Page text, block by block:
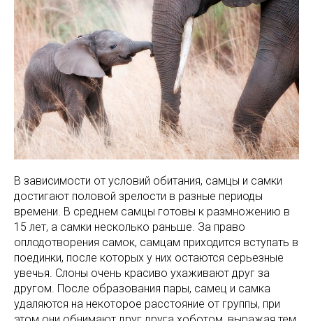
В зависимости от условий обитания, самцы и самки
достигают половой зрелости в разные периоды
времени. В среднем самцы готовы к размножению в
15 лет, а самки несколько раньше. За право
оплодотворения самок, самцам приходится вступать в
поединки, после которых у них остаются серьезные
увечья. Слоны очень красиво ухаживают друг за
другом. После образования пары, самец и самка
удаляются на некоторое расстояние от группы, при